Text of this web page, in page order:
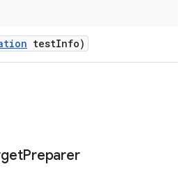
testInfo)
Preparer